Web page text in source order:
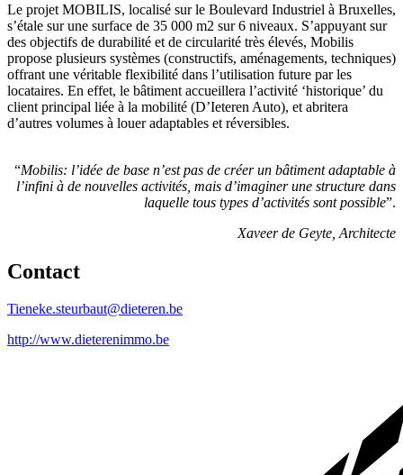
Le projet MOBILIS, localisé sur le Boulevard Industriel à Bruxelles,
s’étale sur une surface de 35 000 m2 sur 6 niveaux. S’appuyant sur
des objectifs de durabilité et de circularité très élevés, Mobilis
propose plusieurs systèmes (constructifs, aménagements, techniques)
offrant une véritable flexibilité dans l’utilisation future par les
locataires. En effet, le bâtiment accueillera l’activité ‘historique’ du
client principal liée à la mobilité (D’Ieteren Auto), et abritera
d’autres volumes à louer adaptables et réversibles.
“Mobilis: l’idée de base n’est pas de créer un bâtiment adaptable à
l’infini à de nouvelles activités, mais d’imaginer une structure dans
laquelle tous types d’activités sont possible”.
Xaveer de Geyte, Architecte
Contact
Tieneke.steurbaut@dieteren.be
http://www.dieterenimmo.be